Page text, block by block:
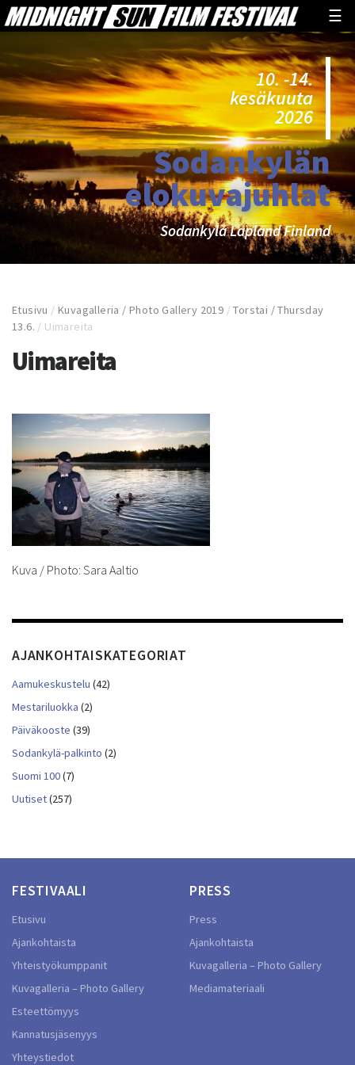
☰
10. -14.
kesäkuuta
2026
Sodankylän
elokuvajuhlat
Sodankylä Lapland Finland
Etusivu /Kuvagalleria / Photo Gallery 2019 /Torstai / Thursday
13.6. / Uimareita
Uimareita
Kuva / Photo: Sara Aaltio
AJANKOHTAISKATEGORIAT
Aamukeskustelu (42)
Mestariluokka (2)
Päiväkooste (39)
Sodankylä-palkinto (2)
Suomi 100(7)
Uutiset(257)
FESTIVAALI
Etusivu
Ajankohtaista
Yhteistyökumppanit
Kuvagalleria – Photo Gallery
Esteettömyys
Kannatusjäsenyys
Yhteystiedot
PRESS
Press
Ajankohtaista
Kuvagalleria – Photo Gallery
Mediamateriaali